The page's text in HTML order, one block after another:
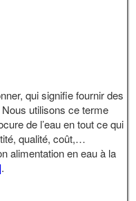
qui signifie fournir des
utilisons ce terme
de l’eau en tout ce qui
qualité, coût,…
alimentation en eau à la
.